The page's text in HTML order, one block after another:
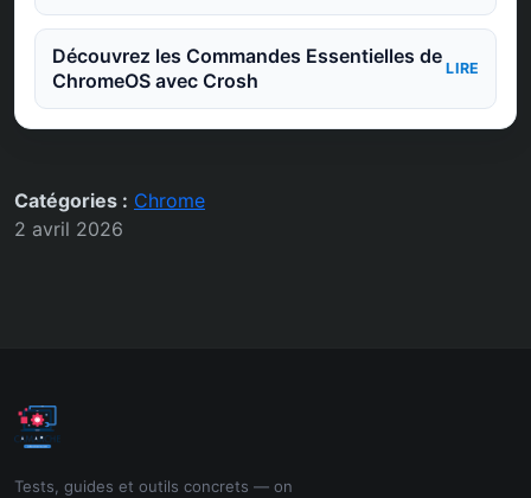
Découvrez les Commandes Essentielles de
ChromeOS avec Crosh
LIRE
Catégories : Chrome
2 avril 2026
Tests, guides et outils concrets — on